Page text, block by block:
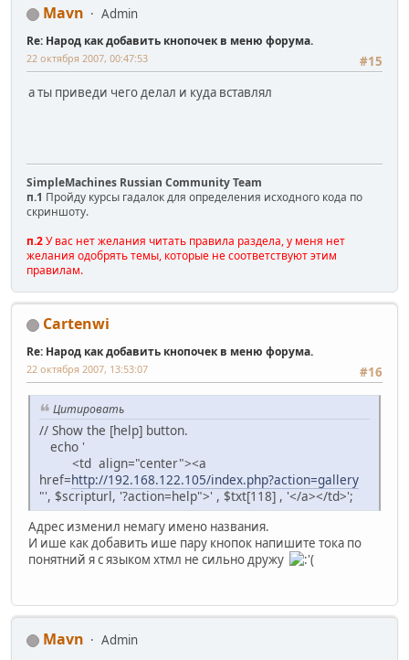
Mavn Admin
Re: Народ как добавить кнопочек в меню форума.
#15
22 октября 2007, 00:47:53
а ты приведи чего делал и куда вставлял
SimpleMachines Russian Community Team
п.1 Пройду курсы гадалок для определения исходного кода по
скриншоту.
п.2У вас нет желания читать правила раздела, у меня нет
желания одобрять темы, которые не соответствуют этим
правилам.
Cartenwi
Re: Народ как добавить кнопочек в меню форума.
#16
22 октября 2007, 13:53:07
Цитировать
// Show the [help] button.
echo '
<td align="center"><a
href=http://192.168.122.105/index.php?action=gallery
"', $scripturl, '?action=help">' , $txt[118] , '</a></td>';
Адрес изменил немагу имено названия.
И ише как добавить ише пару кнопок напишите тока по
понятний я с языком хтмл не сильно дружу
Mavn Admin